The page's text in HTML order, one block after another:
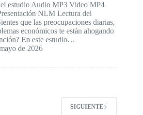
estudio Audio MP3 Video MP4
NLM Lectura del
que las preocupaciones diarias,
económicos te están ahogando
En este estudio…
de 2026
SIGUIENTE